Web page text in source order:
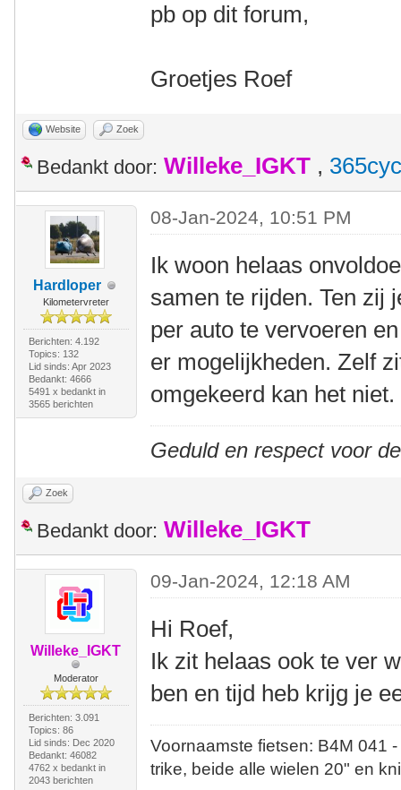
pb op dit forum,
Groetjes Roef
Website Zoek
Bedankt door: Willeke_IGKT ,
Hardloper
Kilometervreter
Berichten: 4.192
Topics: 132
Lid sinds: Apr 2023
Bedankt: 4666
5491 x bedankt in
3565 berichten
08-Jan-2024, 10:51 PM
Ik woon helaas
samen te rijden. Ten zij
per auto te vervoeren
er mogelijkheden. Zelf
omgekeerd kan het niet.
Geduld en respect voor
Zoek
Bedankt door: Willeke_IGKT
Willeke_IGKT
Moderator
Berichten: 3.091
Topics: 86
Lid sinds: Dec 2020
Bedankt: 46082
4762 x bedankt in
2043 berichten
09-Jan-2024, 12:18 AM
Hi Roef,
Ik zit helaas ook te ver
ben en tijd heb krijg je
Voornaamste fietsen: B4M
trike, beide alle wielen 20" en